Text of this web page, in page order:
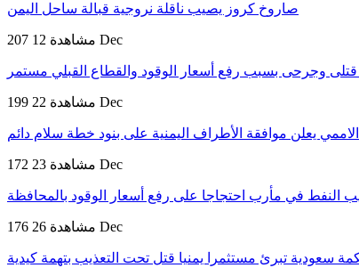
صاروخ كروز يصيب ناقلة نروجية قبالة ساحل اليمن
207 مشاهدة 12 Dec
وجرحى بسبب رفع أسعار الوقود والقطاع القبلي مستمر
199 مشاهدة 22 Dec
يعلن موافقة الأطراف اليمنية على بنود خطة سلام دائم
172 مشاهدة 23 Dec
النفط في مأرب احتجاجا على رفع أسعار الوقود بالمحافظة
176 مشاهدة 26 Dec
سعودية تبرئ مستثمرا يمنيا قتل تحت التعذيب بتهمة كيدية